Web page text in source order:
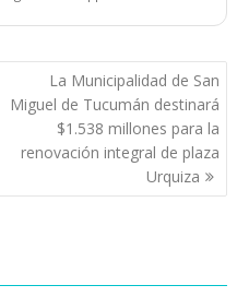
La Municipalidad de San
Miguel de Tucumán destinará
$1.538 millones para la
renovación integral de plaza
Urquiza